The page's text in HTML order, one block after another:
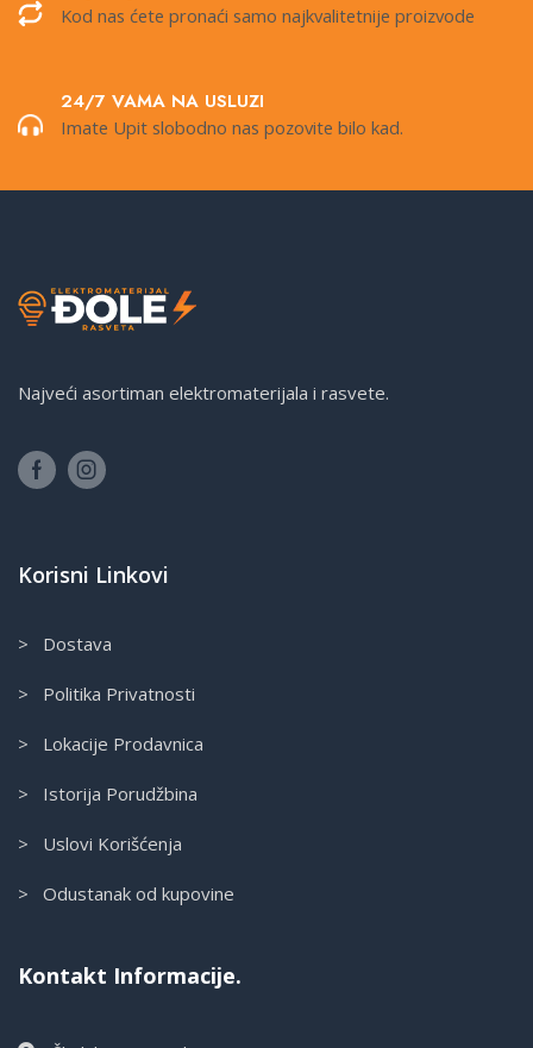
Kod nas ćete pronaći samo najkvalitetnije proizvode
24/7 VAMA NA USLUZI
Imate Upit slobodno nas pozovite bilo kad.
Najveći asortiman elektromaterijala i rasvete.
Korisni Linkovi
> Dostava
> Politika Privatnosti
> Lokacije Prodavnica
> Istorija Porudžbina
> Uslovi Korišćenja
> Odustanak od kupovine
Kontakt Informacije.